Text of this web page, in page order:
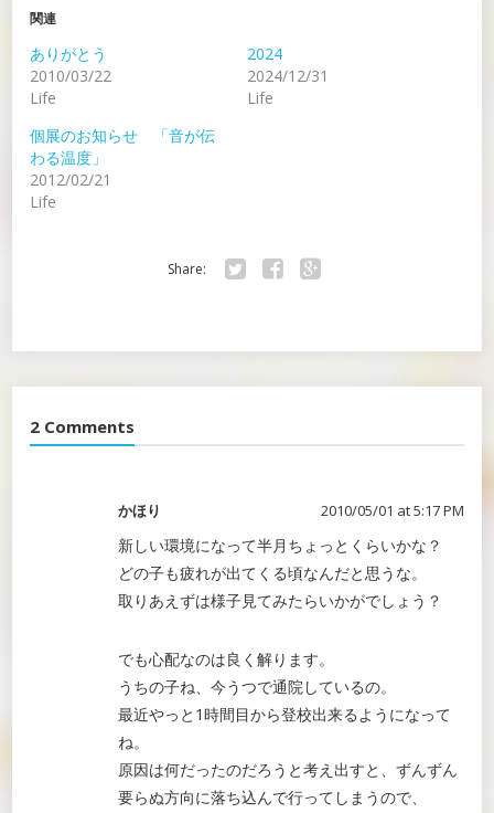
関連
ありがとう
2010/03/22
Life
2024
2024/12/31
Life
個展のお知らせ 「音が伝
わる温度」
2012/02/21
Life
Share:
2 Comments
かほり 2010/05/01 at 5:17 PM
新しい環境になって半月ちょっとくらいかな？
どの子も疲れが出てくる頃なんだと思うな。
取りあえずは様子見てみたらいかがでしょう？
でも心配なのは良く解ります。
うちの子ね、今うつで通院しているの。
最近やっと1時間目から登校出来るようになって
ね。
原因は何だったのだろうと考え出すと、ずんずん
要らぬ方向に落ち込んで行ってしまうので、